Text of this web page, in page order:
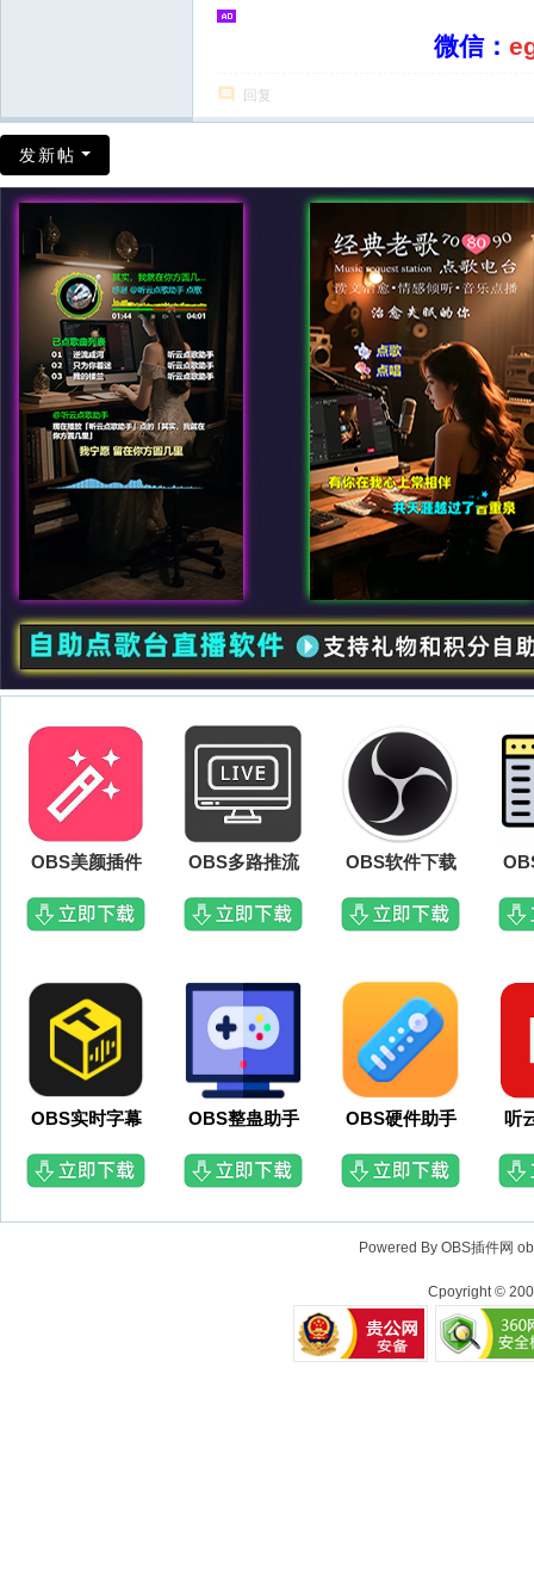
微信：
回复
发新帖
OBS美颜插件 OBS多路推流 OBS软件下载
OBS实时字幕 OBS整蛊助手 OBS硬件助手 听
Powered By OBS插件网
Cpoyright ©